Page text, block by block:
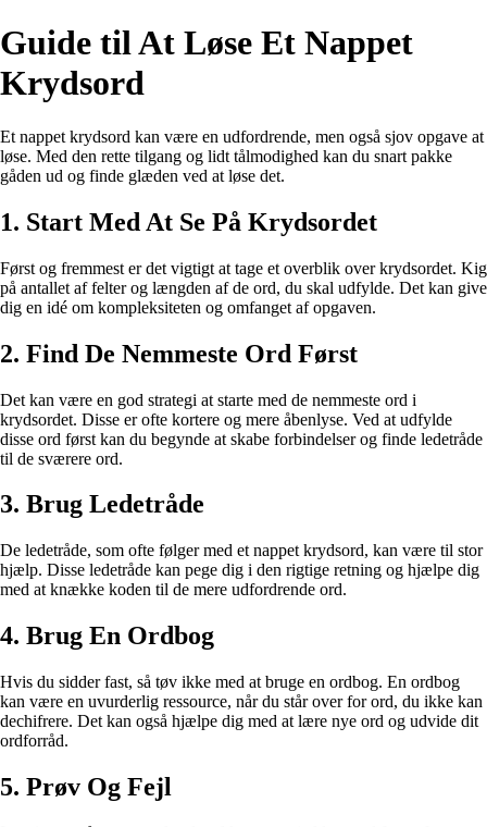
Guide til At Løse Et Nappet
Krydsord
Et nappet krydsord kan være en udfordrende, men også sjov opgave at
løse. Med den rette tilgang og lidt tålmodighed kan du snart pakke
gåden ud og finde glæden ved at løse det.
1. Start Med At Se På Krydsordet
Først og fremmest er det vigtigt at tage et overblik over krydsordet. Kig
på antallet af felter og længden af de ord, du skal udfylde. Det kan give
dig en idé om kompleksiteten og omfanget af opgaven.
2. Find De Nemmeste Ord Først
Det kan være en god strategi at starte med de nemmeste ord i
krydsordet. Disse er ofte kortere og mere åbenlyse. Ved at udfylde
disse ord først kan du begynde at skabe forbindelser og finde ledetråde
til de sværere ord.
3. Brug Ledetråde
De ledetråde, som ofte følger med et nappet krydsord, kan være til stor
hjælp. Disse ledetråde kan pege dig i den rigtige retning og hjælpe dig
med at knække koden til de mere udfordrende ord.
4. Brug En Ordbog
Hvis du sidder fast, så tøv ikke med at bruge en ordbog. En ordbog
kan være en uvurderlig ressource, når du står over for ord, du ikke kan
dechifrere. Det kan også hjælpe dig med at lære nye ord og udvide dit
ordforråd.
5. Prøv Og Fejl